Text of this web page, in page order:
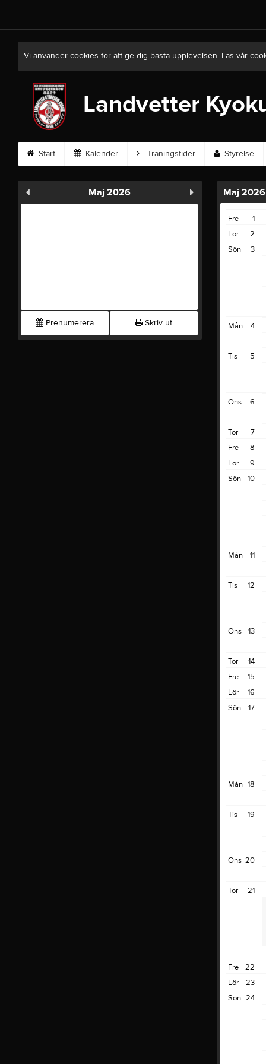
Vi använder cookies för att ge dig bästa upplevelsen. Läs vår
Landvetter
Start Kalender Träningstider Styrelse
Maj 2026
Prenumerera Skriv ut
Maj 2026
1
Fre
2
Lör
3
Sön
4
Mån
5
Tis
6
Ons
7
Tor
8
Fre
9
Lör
10
Sön
11
Mån
12
Tis
13
Ons
14
Tor
15
Fre
16
Lör
17
Sön
18
Mån
19
Tis
20
Ons
21
Tor
22
Fre
23
Lör
24
Sön